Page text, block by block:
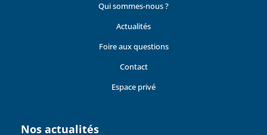
Qui sommes-nous ?
Actualités
Foire aux questions
Contact
Espace privé
Nos actualités